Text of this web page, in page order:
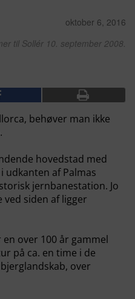
oktober 6, 2016
til Sollér 10. september 2008.
behøver man ikke
hovedstad med
udkanten af Palmas
jernbanestation. Jo
siden af ligger
over 100 år gammel
på ca. en time i de
over